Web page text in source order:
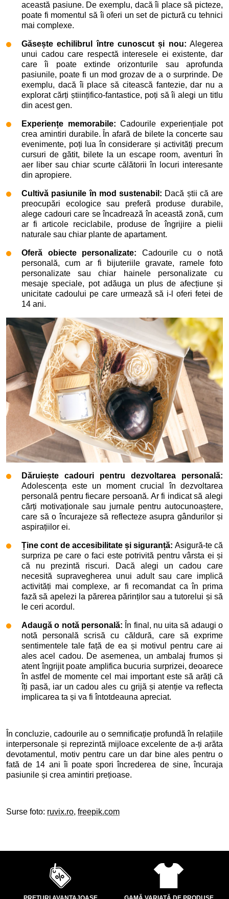
această pasiune. De exemplu, dacă îi place să picteze,
poate fi momentul să îi oferi un set de pictură cu tehnici
mai complexe.
Găsește echilibrul între cunoscut și nou: Alegerea
unui cadou care respectă interesele ei existente, dar
care îi poate extinde orizonturile sau aprofunda
pasiunile, poate fi un mod grozav de a o surprinde. De
exemplu, dacă îi place să citească fantezie, dar nu a
explorat cărți științifico-fantastice, poți să îi alegi un titlu
din acest gen.
Experiențe memorabile: Cadourile experiențiale pot
crea amintiri durabile. În afară de bilete la concerte sau
evenimente, poți lua în considerare și activități precum
cursuri de gătit, bilete la un escape room, aventuri în
aer liber sau chiar scurte călătorii în locuri interesante
din apropiere.
Cultivă pasiunile în mod sustenabil: Dacă știi că are
preocupări ecologice sau preferă produse durabile,
alege cadouri care se încadrează în această zonă, cum
ar fi articole reciclabile, produse de îngrijire a pielii
naturale sau chiar plante de apartament.
Oferă obiecte personalizate: Cadourile cu o notă
personală, cum ar fi bijuteriile gravate, ramele foto
personalizate sau chiar hainele personalizate cu
mesaje speciale, pot adăuga un plus de afecțiune și
unicitate cadoului pe care urmează să i-l oferi fetei de
14 ani.
Dăruiește cadouri pentru dezvoltarea personală:
Adolescența este un moment crucial în dezvoltarea
personală pentru fiecare persoană. Ar fi indicat să alegi
cărți motivaționale sau jurnale pentru autocunoaștere,
care să o încurajeze să reflecteze asupra gândurilor și
aspirațiilor ei.
Ține cont de accesibilitate și siguranță: Asigură-te că
surpriza pe care o faci este potrivită pentru vârsta ei și
că nu prezintă riscuri. Dacă alegi un cadou care
necesită supravegherea unui adult sau care implică
activități mai complexe, ar fi recomandat ca în prima
fază să apelezi la părerea părinților sau a tutorelui și să
le ceri acordul.
Adaugă o notă personală: În final, nu uita să adaugi o
notă personală scrisă cu căldură, care să exprime
sentimentele tale față de ea și motivul pentru care ai
ales acel cadou. De asemenea, un ambalaj frumos și
atent îngrijit poate amplifica bucuria surprizei, deoarece
în astfel de momente cel mai important este să arăți că
îți pasă, iar un cadou ales cu grijă și atenție va reflecta
implicarea ta și va fi întotdeauna apreciat.
În concluzie, cadourile au o semnificație profundă în relațiile
interpersonale și reprezintă mijloace excelente de a-ți arăta
devotamentul, motiv pentru care un dar bine ales pentru o
fată de 14 ani îi poate spori încrederea de sine, încuraja
pasiunile și crea amintiri prețioase.
Surse foto: ruvix.ro, freepik.com